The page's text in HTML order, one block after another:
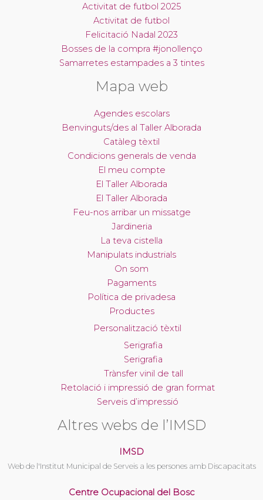
Activitat de futbol 2025
Activitat de futbol
Felicitació Nadal 2023
Bosses de la compra #jonollenço
Samarretes estampades a 3 tintes
Mapa web
Agendes escolars
Benvinguts/des al Taller Alborada
Catàleg tèxtil
Condicions generals de venda
El meu compte
El Taller Alborada
El Taller Alborada
Feu-nos arribar un missatge
Jardineria
La teva cistella
Manipulats industrials
On som
Pagaments
Política de privadesa
Productes
Personalització tèxtil
Serigrafia
Serigrafia
Trànsfer vinil de tall
Retolació i impressió de gran format
Serveis d’impressió
Altres webs de l’IMSD
IMSD
Web de l'Institut Municipal de Serveis a les persones amb Discapacitats
Centre Ocupacional del Bosc